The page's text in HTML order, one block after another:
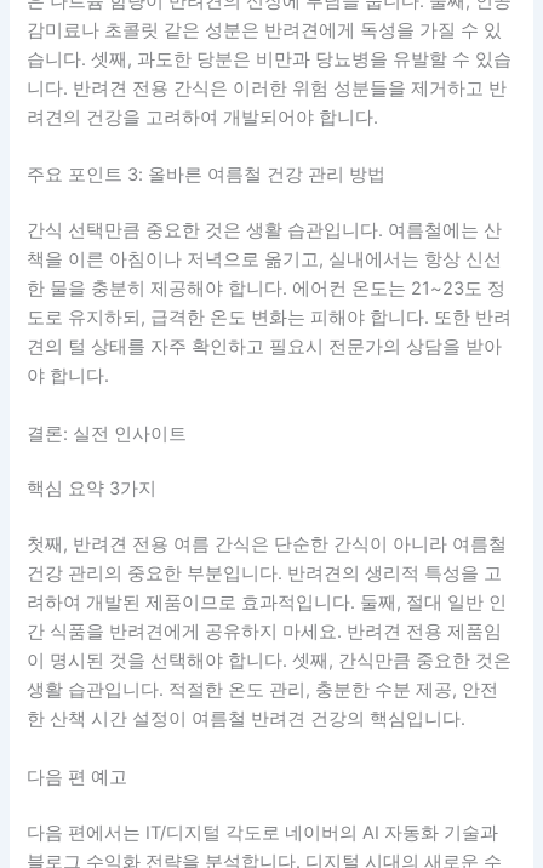
감미료나 초콜릿 같은 성분은 반려견에게 독성을 가질 수 있
습니다. 셋째, 과도한 당분은 비만과 당뇨병을 유발할 수 있습
니다. 반려견 전용 간식은 이러한 위험 성분들을 제거하고 반
려견의 건강을 고려하여 개발되어야 합니다.
주요 포인트 3: 올바른 여름철 건강 관리 방법
간식 선택만큼 중요한 것은 생활 습관입니다. 여름철에는 산
책을 이른 아침이나 저녁으로 옮기고, 실내에서는 항상 신선
한 물을 충분히 제공해야 합니다. 에어컨 온도는 21~23도 정
도로 유지하되, 급격한 온도 변화는 피해야 합니다. 또한 반려
견의 털 상태를 자주 확인하고 필요시 전문가의 상담을 받아
야 합니다.
결론: 실전 인사이트
핵심 요약 3가지
첫째, 반려견 전용 여름 간식은 단순한 간식이 아니라 여름철
건강 관리의 중요한 부분입니다. 반려견의 생리적 특성을 고
려하여 개발된 제품이므로 효과적입니다. 둘째, 절대 일반 인
간 식품을 반려견에게 공유하지 마세요. 반려견 전용 제품임
이 명시된 것을 선택해야 합니다. 셋째, 간식만큼 중요한 것은
생활 습관입니다. 적절한 온도 관리, 충분한 수분 제공, 안전
한 산책 시간 설정이 여름철 반려견 건강의 핵심입니다.
다음 편 예고
다음 편에서는 IT/디지털 각도로 네이버의 AI 자동화 기술과
블로그 수익화 전략을 분석합니다. 디지털 시대의 새로운 수